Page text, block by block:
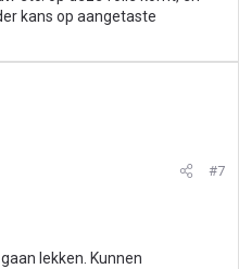
kans op aangetaste
#7
lekken. Kunnen